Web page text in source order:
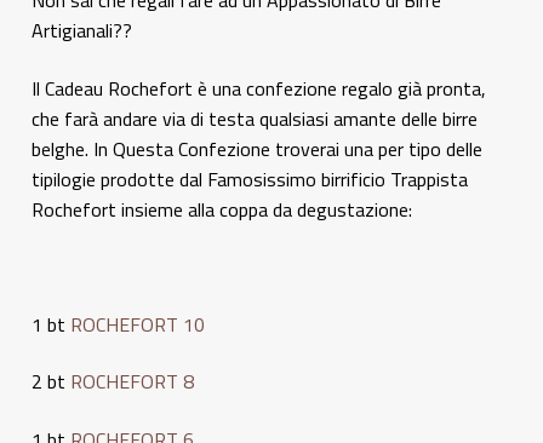
Artigianali??
Il Cadeau Rochefort è una confezione regalo già pronta,
che farà andare via di testa qualsiasi amante delle birre
belghe. In Questa Confezione troverai una per tipo delle
tipilogie prodotte dal Famosissimo birrificio Trappista
Rochefort insieme alla coppa da degustazione:
1 bt ROCHEFORT 10
2 bt ROCHEFORT 8